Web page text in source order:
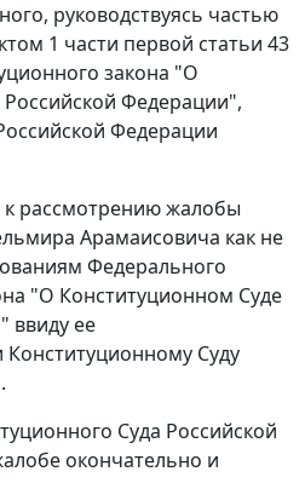
руководствуясь частью
1 части первой статьи 43
закона "О
Федерации",
Федерации
к рассмотрению жалобы
Арамаисовича как не
Федерального
"О Конституционном Суде
ввиду ее
Суду
Суда Российской
окончательно и